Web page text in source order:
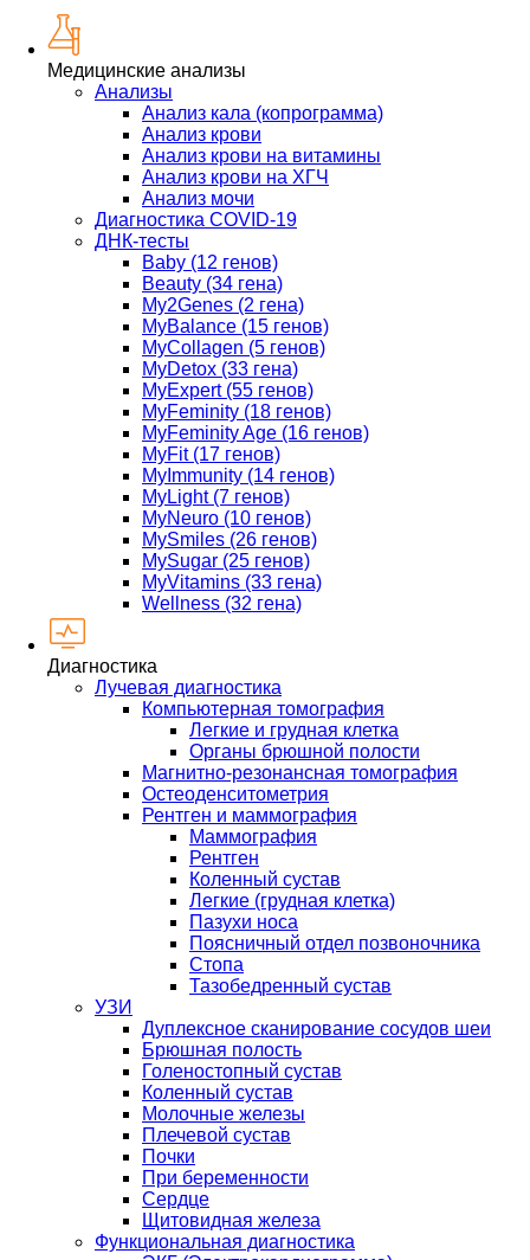
Медицинские анализы
Анализы
Анализ кала (копрограмма)
Анализ крови
Анализ крови на витамины
Анализ крови на ХГЧ
Анализ мочи
Диагностика COVID-19
ДНК-тесты
Baby (12 генов)
Beauty (34 гена)
My2Genes (2 гена)
MyBalance (15 генов)
MyCollagen (5 генов)
MyDetox (33 гена)
MyExpert (55 генов)
MyFeminity (18 генов)
MyFeminity Age (16 генов)
MyFit (17 генов)
MyImmunity (14 генов)
MyLight (7 генов)
MyNeuro (10 генов)
MySmiles (26 генов)
MySugar (25 генов)
MyVitamins (33 гена)
Wellness (32 гена)
Диагностика
Лучевая диагностика
Компьютерная томография
Легкие и грудная клетка
Органы брюшной полости
Магнитно-резонансная томография
Остеоденситометрия
Рентген и маммография
Маммография
Рентген
Коленный сустав
Легкие (грудная клетка)
Пазухи носа
Поясничный отдел позвоночника
Стопа
Тазобедренный сустав
УЗИ
Дуплексное сканирование сосудов шеи
Брюшная полость
Голеностопный сустав
Коленный сустав
Молочные железы
Плечевой сустав
Почки
При беременности
Сердце
Щитовидная железа
Функциональная диагностика